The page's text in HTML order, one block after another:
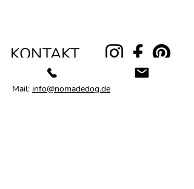
KONTAKT
nomadedog
Mail: info@nomadedog.de